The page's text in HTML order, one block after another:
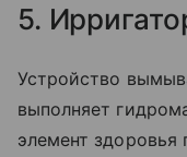
5.
Устройство
выполняет
элемент здоровья